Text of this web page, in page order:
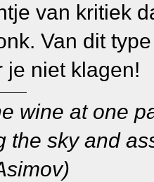
van kritiek
Van dit
je niet klagen!
wine at one
the sky and